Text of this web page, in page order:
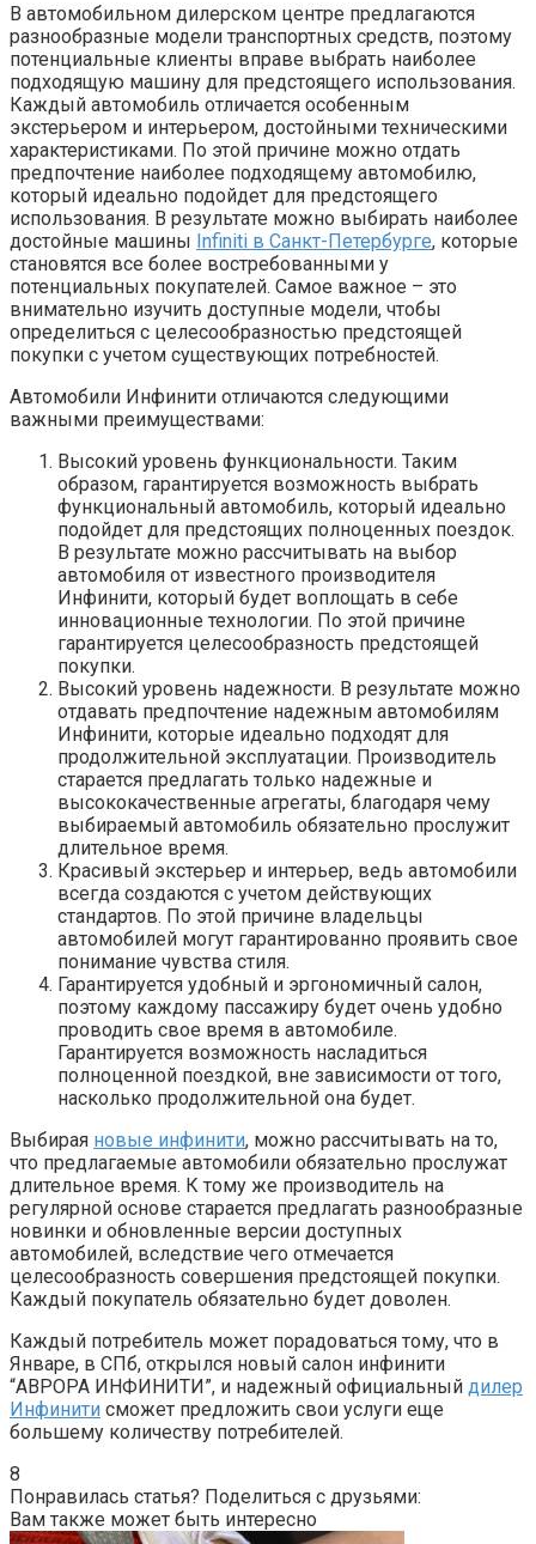
В автомобильном дилерском центре предлагаются
разнообразные модели транспортных средств, поэтому
потенциальные клиенты вправе выбрать наиболее
подходящую машину для предстоящего использования.
Каждый автомобиль отличается особенным
экстерьером и интерьером, достойными техническими
характеристиками. По этой причине можно отдать
предпочтение наиболее подходящему автомобилю,
который идеально подойдет для предстоящего
использования. В результате можно выбирать наиболее
достойные машины Infiniti в Санкт-Петербурге, которые
становятся все более востребованными у
потенциальных покупателей. Самое важное – это
внимательно изучить доступные модели, чтобы
определиться с целесообразностью предстоящей
покупки с учетом существующих потребностей.
Автомобили Инфинити отличаются следующими
важными преимуществами:
Высокий уровень функциональности. Таким
образом, гарантируется возможность выбрать
функциональный автомобиль, который идеально
подойдет для предстоящих полноценных поездок.
В результате можно рассчитывать на выбор
автомобиля от известного производителя
Инфинити, который будет воплощать в себе
инновационные технологии. По этой причине
гарантируется целесообразность предстоящей
покупки.
Высокий уровень надежности. В результате можно
отдавать предпочтение надежным автомобилям
Инфинити, которые идеально подходят для
продолжительной эксплуатации. Производитель
старается предлагать только надежные и
высококачественные агрегаты, благодаря чему
выбираемый автомобиль обязательно прослужит
длительное время.
Красивый экстерьер и интерьер, ведь автомобили
всегда создаются с учетом действующих
стандартов. По этой причине владельцы
автомобилей могут гарантированно проявить свое
понимание чувства стиля.
Гарантируется удобный и эргономичный салон,
поэтому каждому пассажиру будет очень удобно
проводить свое время в автомобиле.
Гарантируется возможность насладиться
полноценной поездкой, вне зависимости от того,
насколько продолжительной она будет.
Выбирая новые инфинити, можно рассчитывать на то,
что предлагаемые автомобили обязательно прослужат
длительное время. К тому же производитель на
регулярной основе старается предлагать разнообразные
новинки и обновленные версии доступных
автомобилей, вследствие чего отмечается
целесообразность совершения предстоящей покупки.
Каждый покупатель обязательно будет доволен.
Каждый потребитель может порадоваться тому, что в
Январе, в СПб, открылся новый салон инфинити
“АВРОРА ИНФИНИТИ”, и надежный официальный дилер
Инфинити сможет предложить свои услуги еще
большему количеству потребителей.
8
Понравилась статья? Поделиться с друзьями:
Вам также может быть интересно